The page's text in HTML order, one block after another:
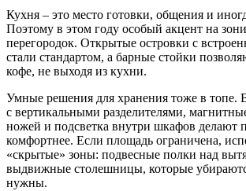
Кухня – это место готовки, общения и
Поэтому в этом году особый акцент на
перегородок. Открытые островки с
стали стандартом, а барные стойки
кофе, не выходя из кухни.
Умные решения для хранения тоже в
с вертикальными разделителями,
ножей и подсветка внутри шкафов делают
комфортнее. Если площадь ограничена,
«скрытые» зоны: подвесные полки над
выдвижные столешницы, которые
нужны.